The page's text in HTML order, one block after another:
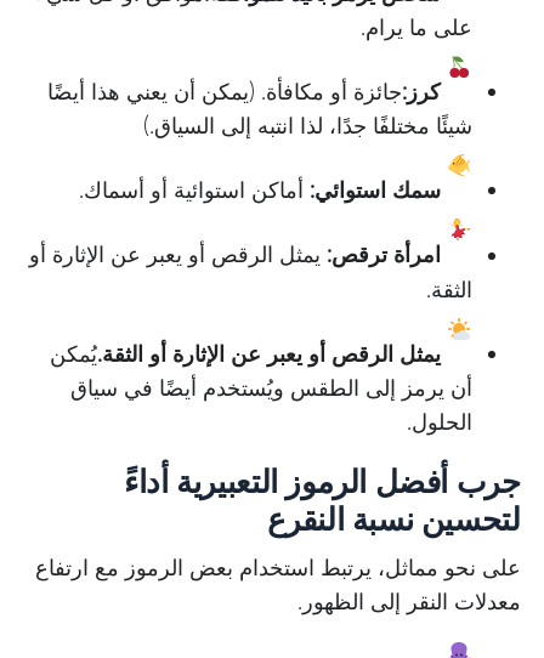
على ما يرام.
كرز:جائزة أو مكافأة. (يمكن أن يعني هذا أيضًا
شيئًا مختلفًا جدًا، لذا انتبه إلى السياق.)
سمك استوائي: أماكن استوائية أو أسماك.
امرأة ترقص: يمثل الرقص أو يعبر عن الإثارة أو
الثقة.
يمثل الرقص أو يعبر عن الإثارة أو الثقة.يُمكن
أن يرمز إلى الطقس ويُستخدم أيضًا في سياق
الحلول.
جرب أفضل الرموز التعبيرية أداءً
لتحسين نسبة النقرع
على نحو مماثل، يرتبط استخدام بعض الرموز مع ارتفاع
معدلات النقر إلى الظهور.